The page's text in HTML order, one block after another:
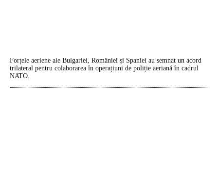
Forțele aeriene ale Bulgariei, României și Spaniei au semnat un acord
trilateral pentru colaborarea în operațiuni de poliție aeriană în cadrul
NATO.